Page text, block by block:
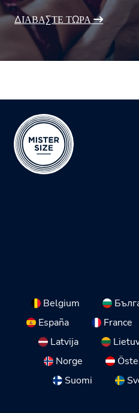
ΔΙΑΒΆΣΤΕ ΤΏΡΑ
Belgium
España
France
Latvija
Norge
Suomi